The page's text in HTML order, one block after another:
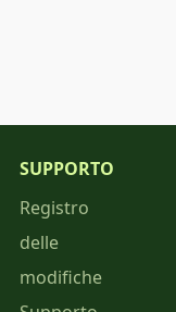
SUPPORTO
Registro
delle
modifiche